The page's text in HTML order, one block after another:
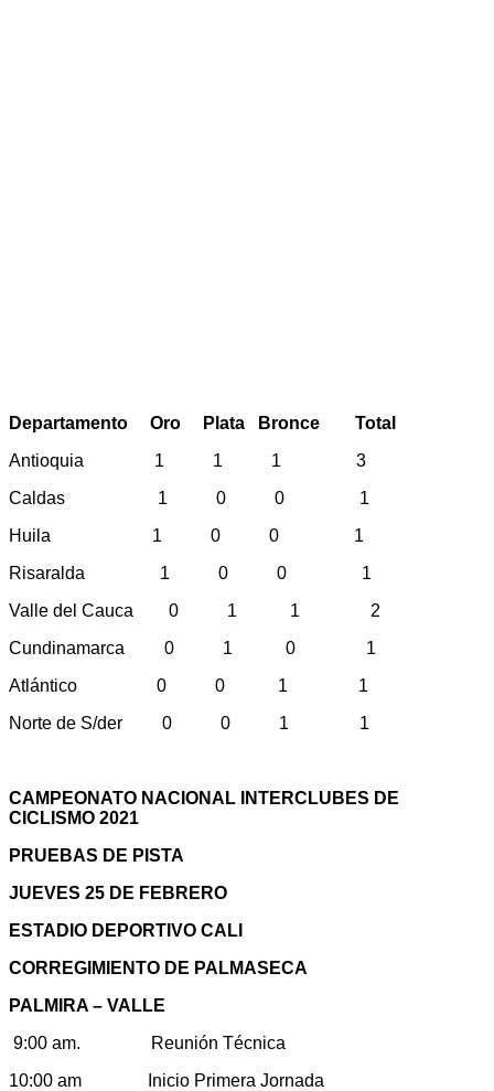
Departamento Oro Plata Bronce Total
Antioquia 1 1 1 3
Caldas 1 0 0 1
Huila 1 0 0 1
Risaralda 1 0 0 1
Valle del Cauca 0 1 1 2
Cundinamarca 0 1 0 1
Atlántico 0 0 1 1
Norte de S/der 0 0 1 1
CAMPEONATO NACIONAL INTERCLUBES DE
CICLISMO 2021
PRUEBAS DE PISTA
JUEVES 25 DE FEBRERO
ESTADIO DEPORTIVO CALI
CORREGIMIENTO DE PALMASECA
PALMIRA – VALLE
9:00 am. Reunión Técnica
10:00 am Inicio Primera Jornada